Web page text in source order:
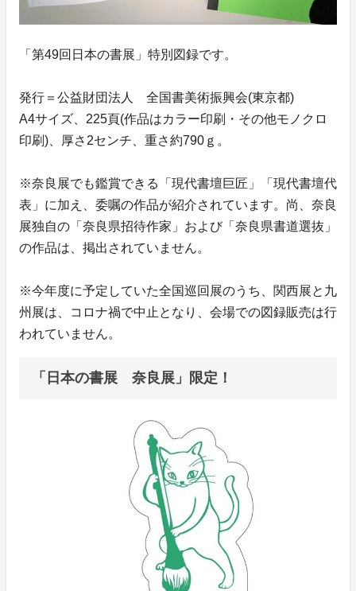
「第49回日本の書展」特別図録です。
発行＝公益財団法人 全国書美術振興会(東京都)
A4サイズ、225頁(作品はカラー印刷・その他モノクロ
印刷)、厚さ2センチ、重さ約790ｇ。
※奈良展でも鑑賞できる「現代書壇巨匠」「現代書壇代
表」に加え、委嘱の作品が紹介されています。尚、奈良
展独自の「奈良県招待作家」および「奈良県書道選抜」
の作品は、掲出されていません。
※今年度に予定していた全国巡回展のうち、関西展と九
州展は、コロナ禍で中止となり、会場での図録販売は行
われていません。
「日本の書展 奈良展」限定！